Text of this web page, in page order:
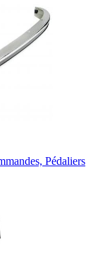
Pédaliers